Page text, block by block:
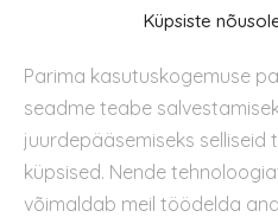
Küpsiste
Parima kasutuskogemuse
seadme teabe
juurdepääsemiseks selliseid
küpsised. Nende
võimaldab meil töödelda
Kontakt
Privaatsuspoliitika
Kasutustingimused
Küpsiste kasutamise